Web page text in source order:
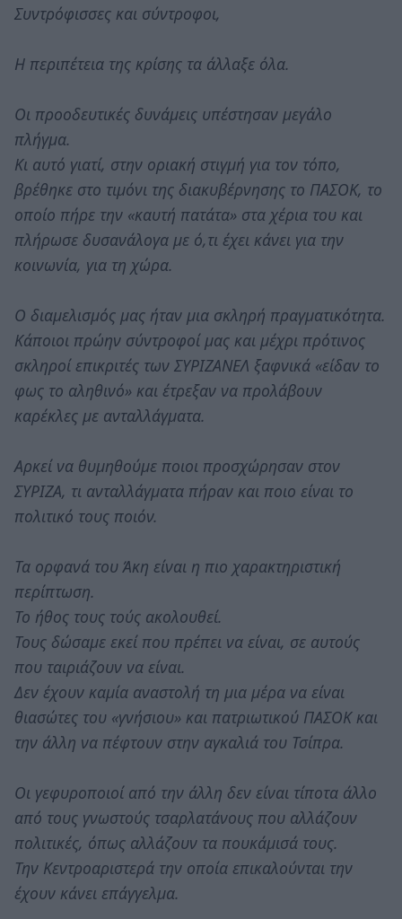
Συντρόφισσες και σύντροφοι,
Η περιπέτεια της κρίσης τα άλλαξε όλα.
Οι προοδευτικές δυνάμεις υπέστησαν μεγάλο
πλήγμα.
Κι αυτό γιατί, στην οριακή στιγμή για τον τόπο,
βρέθηκε στο τιμόνι της διακυβέρνησης το ΠΑΣΟΚ, το
οποίο πήρε την «καυτή πατάτα» στα χέρια του και
πλήρωσε δυσανάλογα με ό,τι έχει κάνει για την
κοινωνία, για τη χώρα.
Ο διαμελισμός μας ήταν μια σκληρή πραγματικότητα.
Κάποιοι πρώην σύντροφοί μας και μέχρι πρότινος
σκληροί επικριτές των ΣΥΡΙΖΑΝΕΛ ξαφνικά «είδαν το
φως το αληθινό» και έτρεξαν να προλάβουν
καρέκλες με ανταλλάγματα.
Αρκεί να θυμηθούμε ποιοι προσχώρησαν στον
ΣΥΡΙΖΑ, τι ανταλλάγματα πήραν και ποιο είναι το
πολιτικό τους ποιόν.
Τα ορφανά του Άκη είναι η πιο χαρακτηριστική
περίπτωση.
Το ήθος τους τούς ακολουθεί.
Τους δώσαμε εκεί που πρέπει να είναι, σε αυτούς
που ταιριάζουν να είναι.
Δεν έχουν καμία αναστολή τη μια μέρα να είναι
θιασώτες του «γνήσιου» και πατριωτικού ΠΑΣΟΚ και
την άλλη να πέφτουν στην αγκαλιά του Τσίπρα.
Οι γεφυροποιοί από την άλλη δεν είναι τίποτα άλλο
από τους γνωστούς τσαρλατάνους που αλλάζουν
πολιτικές, όπως αλλάζουν τα πουκάμισά τους.
Την Κεντροαριστερά την οποία επικαλούνται την
έχουν κάνει επάγγελμα.